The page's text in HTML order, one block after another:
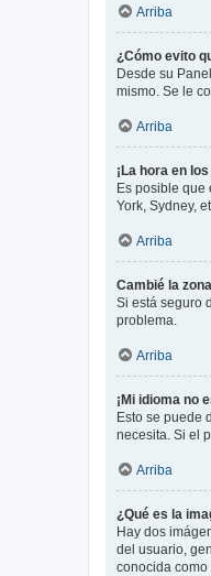
Arriba
¿Cómo evito
Desde su
mismo. Se le
Arriba
¡La hora en
Es posible que
York, Sydney,
Arriba
Cambié la
Si está seguro
problema.
Arriba
¡Mi idioma no
Esto se puede
necesita. Si el
Arriba
¿Qué es la
Hay dos
del usuario,
conocida como